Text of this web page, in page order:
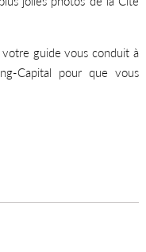
guide vous conduit à
Capital pour que vous